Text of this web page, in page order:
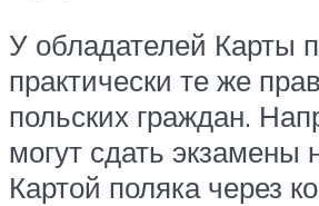
У обладателей Карты
практически те же
польских граждан.
могут сдать экзамены
Картой поляка через